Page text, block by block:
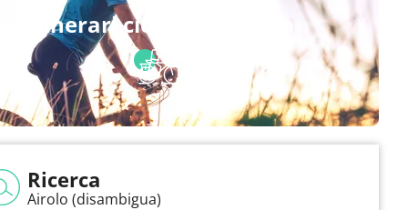
Itinerari ciclabili a Airolo
Ricerca
Airolo (disambigua)